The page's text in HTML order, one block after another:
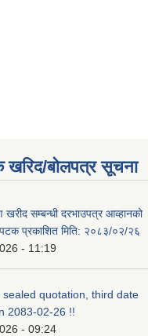
खरिद/बोलपत्र सूचना
सम्बन्धी दरभाउपत्र आव्हानको
प्रकाशित मिति: २०८३/०२/२६
- 11:19
sealed quotation, third date
2083-02-26 !!
- 09:24